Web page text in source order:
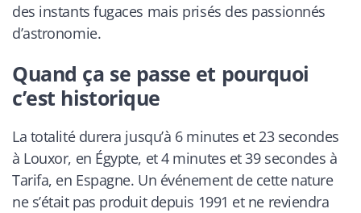
des instants fugaces mais prisés des passionnés
d’astronomie.
Quand ça se passe et pourquoi
c’est historique
La totalité durera jusqu’à 6 minutes et 23 secondes
à Louxor, en Égypte, et 4 minutes et 39 secondes à
Tarifa, en Espagne. Un événement de cette nature
ne s’était pas produit depuis 1991 et ne reviendra